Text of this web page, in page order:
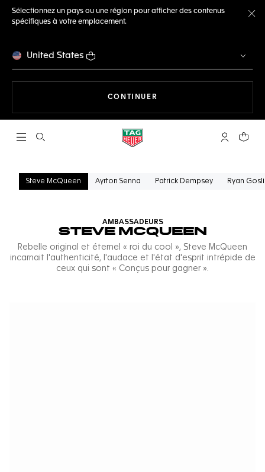
Sélectionnez un pays ou une région pour afficher des contenus
spécifiques à votre emplacement.
United States
CONTINUER
Ouvrir la barre de recherche Compte My
Votre